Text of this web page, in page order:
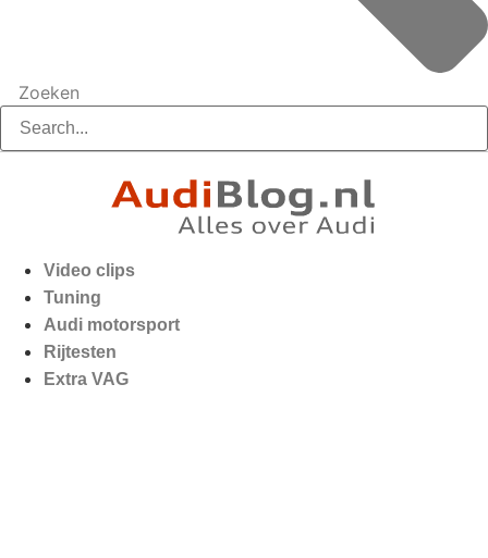
Zoeken
Video clips
Tuning
Audi motorsport
Rijtesten
Extra VAG